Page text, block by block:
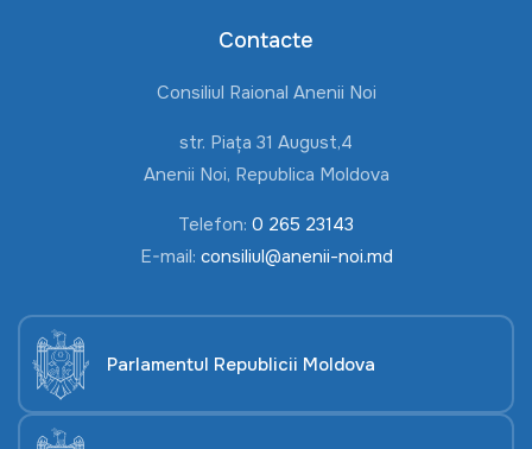
Contacte
Consiliul Raional Anenii Noi
str. Piața 31 August,4
Anenii Noi, Republica Moldova
Telefon: 0 265 23143
E-mail: consiliul@anenii-noi.md
Parlamentul Republicii Moldova